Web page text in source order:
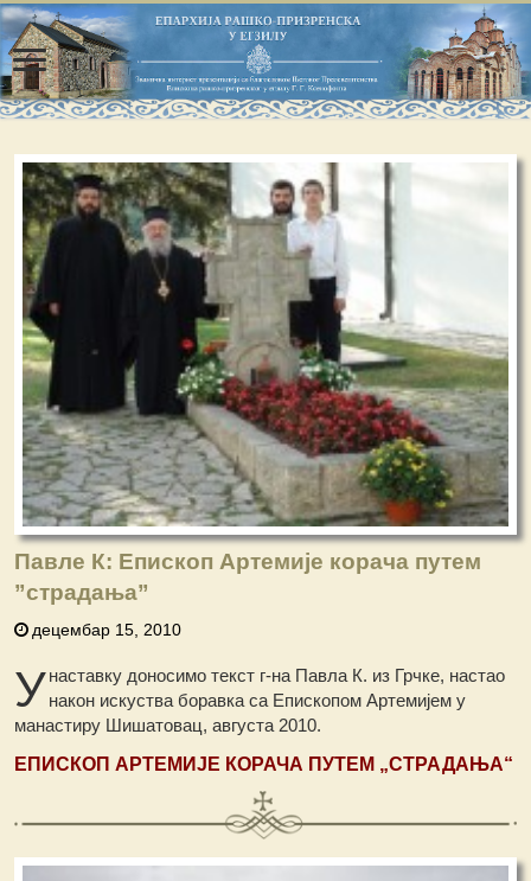
Павле К: Епископ Артемије корача путем
”страдања”
децембар 15, 2010
Унаставку доносимо текст г-на Павла К. из Грчке, настао
након искуства боравка са Епископом Артемијем у
манастиру Шишатовац, августа 2010.
ЕПИСКОП АРТЕМИЈЕ КОРАЧА ПУТЕМ „СТРАДАЊА“